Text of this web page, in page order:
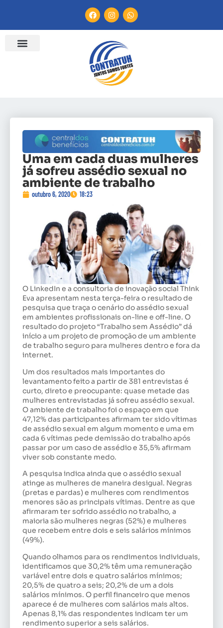
Uma em cada duas mulheres
já sofreu assédio sexual no
ambiente de trabalho
outubro 6, 2020 18:23
O LinkedIn e a consultoria de inovação social Think
Eva apresentam nesta terça-feira o resultado de
pesquisa que traça o cenário do assédio sexual
em ambientes profissionais on-line e off-line. O
resultado do projeto “Trabalho sem Assédio” dá
início a um projeto de promoção de um ambiente
de trabalho seguro para mulheres dentro e fora da
internet.
Um dos resultados mais importantes do
levantamento feito a partir de 381 entrevistas é
curto, direto e preocupante: quase metade das
mulheres entrevistadas já sofreu assédio sexual.
O ambiente de trabalho foi o espaço em que
47,12% das participantes afirmam ter sido vítimas
de assédio sexual em algum momento e uma em
cada 6 vítimas pede demissão do trabalho após
passar por um caso de assédio e 35,5% afirmam
viver sob constante medo.
A pesquisa indica ainda que o assédio sexual
atinge as mulheres de maneira desigual. Negras
(pretas e pardas) e mulheres com rendimentos
menores são as principais vítimas. Dentre as que
afirmaram ter sofrido assédio no trabalho, a
maioria são mulheres negras (52%) e mulheres
que recebem entre dois e seis salários mínimos
(49%).
Quando olhamos para os rendimentos individuais,
identificamos que 30,2% têm uma remuneração
variável entre dois e quatro salários mínimos;
20,5% de quatro a seis; 20,2% de um a dois
salários mínimos. O perfil financeiro que menos
aparece é de mulheres com salários mais altos.
Apenas 8,1% das respondentes indicam ter um
rendimento superior a seis salários.